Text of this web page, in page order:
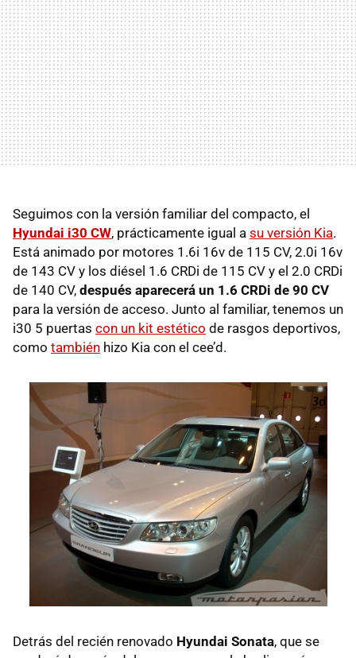
Seguimos con la versión familiar del compacto, el
Hyundai i30 CW, prácticamente igual a su versión Kia.
Está animado por motores 1.6i 16v de 115 CV, 2.0i 16v
de 143 CV y los diésel 1.6 CRDi de 115 CV y el 2.0 CRDi
de 140 CV, después aparecerá un 1.6 CRDi de 90 CV
para la versión de acceso. Junto al familiar, tenemos un
i30 5 puertas con un kit estético de rasgos deportivos,
como también hizo Kia con el cee’d.
Detrás del recién renovado Hyundai Sonata, que se